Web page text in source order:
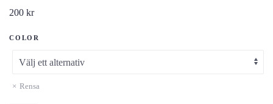
200 kr
COLOR
Rensa